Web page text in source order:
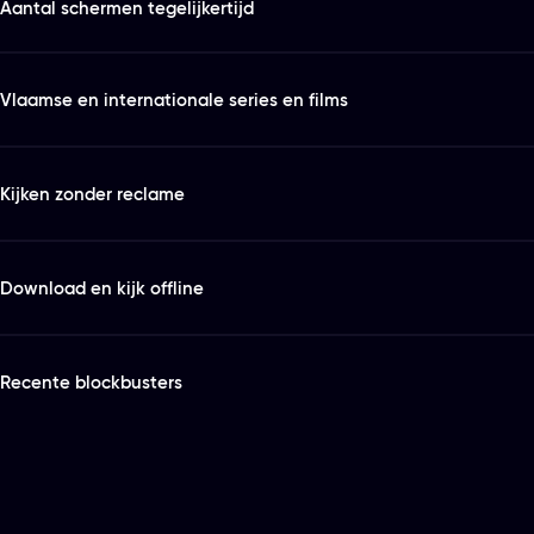
Aantal schermen tegelijkertijd
Vlaamse en internationale series en films
Kijken zonder reclame
Download en kijk offline
Recente blockbusters